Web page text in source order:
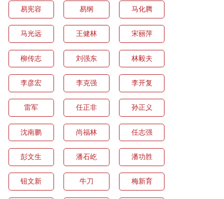
易宪容 易纲 马化腾
马光远 王健林 宋丽萍
柳传志 刘强东 林毅夫
李彦宏 李克强 李开复
雷军 任正非 孙正义
沈南鹏 尚福林 任志强
彭文生 潘石屹 潘功胜
钮文新 牛刀 梅新育